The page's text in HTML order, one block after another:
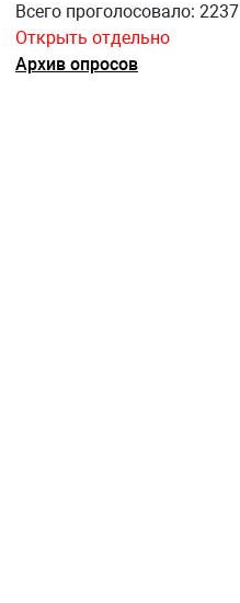
Всего проголосовало: 2237
Открыть отдельно
Архив опросов